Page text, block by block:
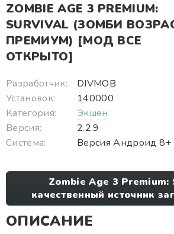
ZOMBIE AGE 3 PREMIUM:
SURVIVAL (ЗОМБИ
ПРЕМИУМ) [МОД ВСЕ
ОТКРЫТО]
Разработчик:
DIVMOB
Установок:
140000
Категория:
Экшен
Версия:
2.2.9
Система:
Версия Андроид 8+
Zombie Age 3 Premium:
качественный источник
ОПИСАНИЕ